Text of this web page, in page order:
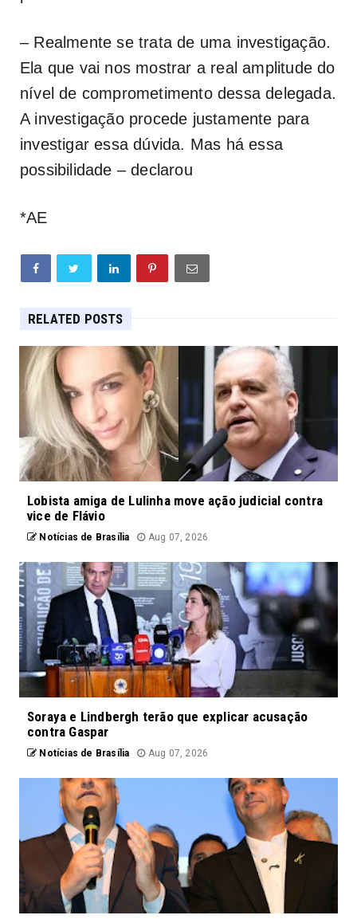
– Realmente se trata de uma investigação.
Ela que vai nos mostrar a real amplitude do
nível de comprometimento dessa delegada.
A investigação procede justamente para
investigar essa dúvida. Mas há essa
possibilidade – declarou
*AE
RELATED POSTS
Lobista amiga de Lulinha move ação judicial contra
vice de Flávio
Notícias de Brasília Aug 07, 2026
Soraya e Lindbergh terão que explicar acusação
contra Gaspar
Notícias de Brasília Aug 07, 2026